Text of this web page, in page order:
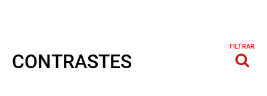
CONTRASTES
FILTRAR